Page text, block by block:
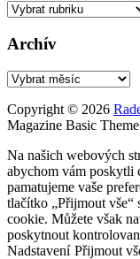
Rubriky
Archív
Archív
Copyright © 2026
Magazine Basic
Na našich webových
abychom vám poskytli
pamatujeme vaše
tlačítko „Přijmout vše“
cookie. Můžete však
poskytnout
Nadstavení Přijmout